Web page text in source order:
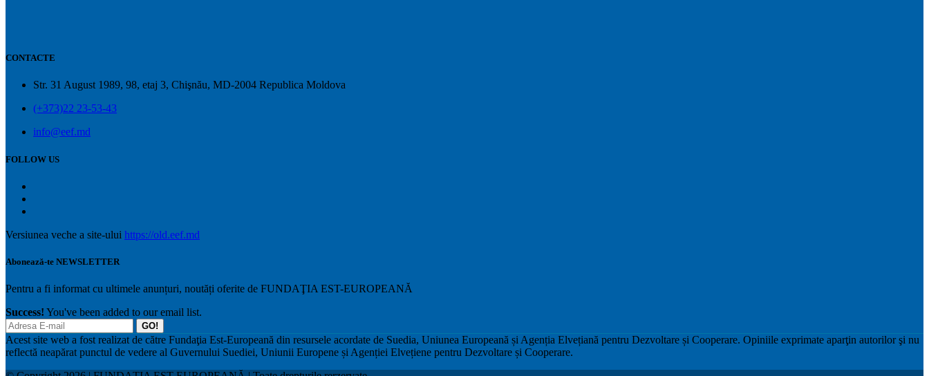
CONTACTE
Str. 31 August 1989, 98, etaj 3, Chişnău, MD-2004 Republica Moldova
(+373)22 23-53-43
info@eef.md
FOLLOW US
Versiunea veche a site-ului https://old.eef.md
Abonează-te NEWSLETTER
Pentru a fi informat cu ultimele anunțuri, noutăți oferite de FUNDAŢIA EST-EUROPEANĂ
Success! You've been added to our email list.
GO!
Acest site web a fost realizat de către Fundaţia Est-Europeană din resursele acordate de Suedia, Uniunea Europeană și Agenția Elvețiană pentru Dezvoltare și Cooperare. Opiniile exprimate aparţin autorilor şi nu
reflectă neapărat punctul de vedere al Guvernului Suediei, Uniunii Europene și Agenției Elvețiene pentru Dezvoltare și Cooperare.